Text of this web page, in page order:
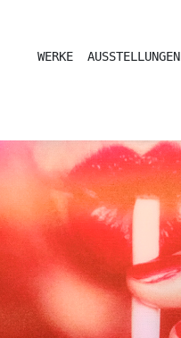
WERKE AUSSTELLUNGEN